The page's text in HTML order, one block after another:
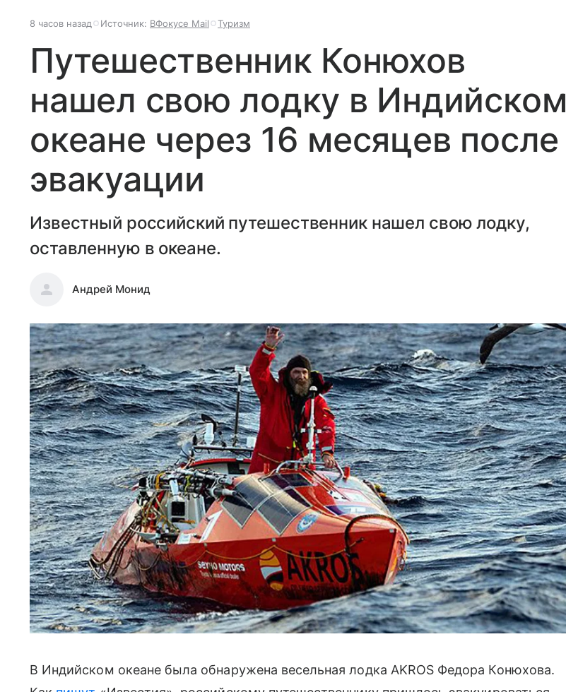
8 часов назад Источник: ВФокусе Mail Туризм
Путешественник Конюхов
нашел свою лодку в Индийском
океане через 16 месяцев после
эвакуации
Известный российский путешественник нашел свою лодку,
оставленную в океане.
Андрей Монид
В Индийском океане была обнаружена весельная лодка AKROS Федора Конюхова.